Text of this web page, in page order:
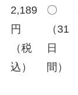
2,189
円
（税
込）
〇
（31
日
間）